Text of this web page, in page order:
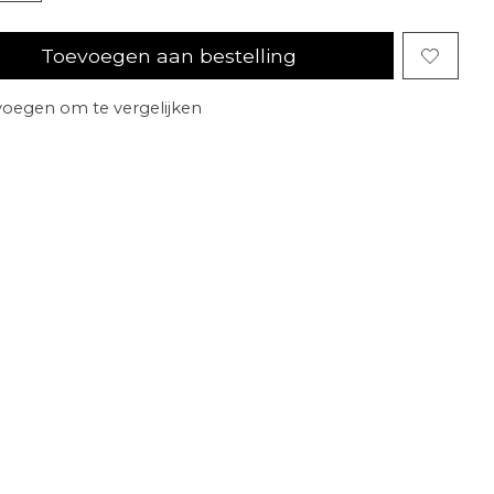
Toevoegen aan bestelling
om te vergelijken